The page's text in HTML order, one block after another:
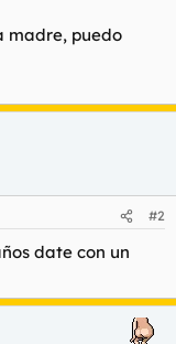
madre, puedo
#2
date con un